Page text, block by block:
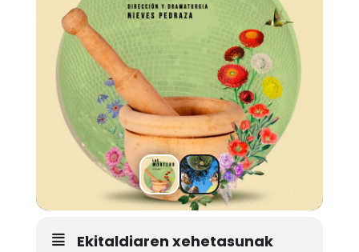
Ekitaldiaren xehetasunak